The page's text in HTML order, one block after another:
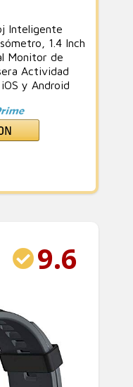
Inteligente
1.4 Inch
Monitor de
Actividad
y Android
9.6